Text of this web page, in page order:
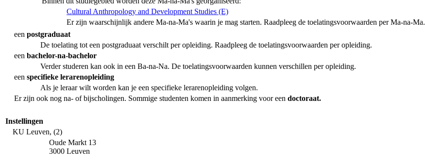
Cultural Anthropology and Development Studies (E)
Er zijn waarschijnlijk andere Ma-na-Ma's waarin je mag starten. Raadpleeg de toelatingsvoorwaarden per Ma-na-Ma.
een postgraduaat
De toelating tot een postgraduaat verschilt per opleiding. Raadpleeg de toelatingsvoorwaarden per opleiding.
een bachelor-na-bachelor
Verder studeren kan ook in een Ba-na-Na. De toelatingsvoorwaarden kunnen verschillen per opleiding.
een specifieke lerarenopleiding
Als je leraar wilt worden kan je een specifieke lerarenopleiding volgen.
Er zijn ook nog na- of bijscholingen. Sommige studenten komen in aanmerking voor een doctoraat.
Instellingen
KU Leuven, (2)
Oude Markt 13
3000 Leuven